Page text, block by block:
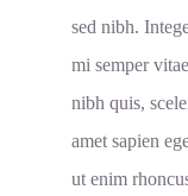
sed nibh.
mi semper
nibh quis,
amet sapien
ut enim